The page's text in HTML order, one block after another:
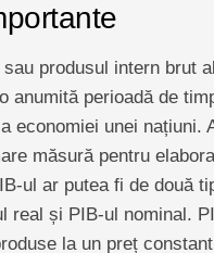
sau produsul intern brut
anumită perioadă de
economiei unei națiuni.
măsură pentru
ul ar putea fi de două
real și PIB-ul nominal.
la un preț